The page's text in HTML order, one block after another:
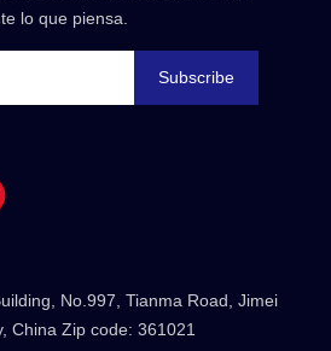
lo que piensa.
Subscribe
No.997, Tianma Road, Jimei
China Zip code: 361021